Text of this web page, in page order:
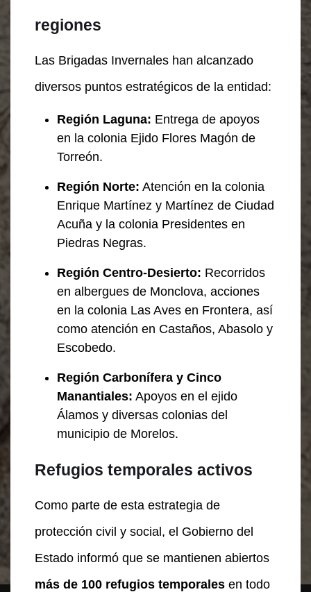
regiones
Las Brigadas Invernales han alcanzado
diversos puntos estratégicos de la entidad:
Región Laguna: Entrega de apoyos
en la colonia Ejido Flores Magón de
Torreón.
Región Norte: Atención en la colonia
Enrique Martínez y Martínez de Ciudad
Acuña y la colonia Presidentes en
Piedras Negras.
Región Centro-Desierto: Recorridos
en albergues de Monclova, acciones
en la colonia Las Aves en Frontera, así
como atención en Castaños, Abasolo y
Escobedo.
Región Carbonífera y Cinco
Manantiales: Apoyos en el ejido
Álamos y diversas colonias del
municipio de Morelos.
Refugios temporales activos
Como parte de esta estrategia de
protección civil y social, el Gobierno del
Estado informó que se mantienen abiertos
más de 100 refugios temporales en todo